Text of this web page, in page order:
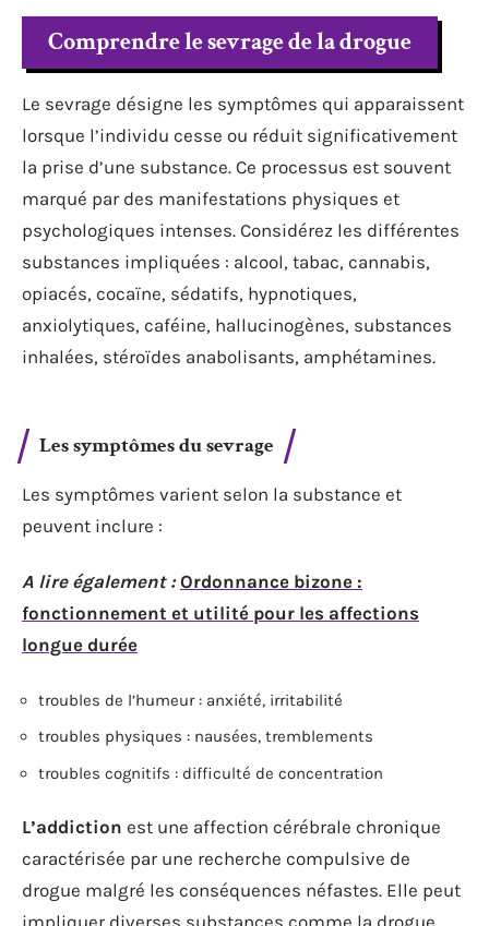
Comprendre le sevrage de la drogue
Le sevrage désigne les symptômes qui apparaissent
lorsque l’individu cesse ou réduit significativement
la prise d’une substance. Ce processus est souvent
marqué par des manifestations physiques et
psychologiques intenses. Considérez les différentes
substances impliquées : alcool, tabac, cannabis,
opiacés, cocaïne, sédatifs, hypnotiques,
anxiolytiques, caféine, hallucinogènes, substances
inhalées, stéroïdes anabolisants, amphétamines.
Les symptômes du sevrage
Les symptômes varient selon la substance et
peuvent inclure :
A lire également : Ordonnance bizone :
fonctionnement et utilité pour les affections
longue durée
troubles de l’humeur : anxiété, irritabilité
troubles physiques : nausées, tremblements
troubles cognitifs : difficulté de concentration
L’addiction est une affection cérébrale chronique
caractérisée par une recherche compulsive de
drogue malgré les conséquences néfastes. Elle peut
impliquer diverses substances comme la drogue,